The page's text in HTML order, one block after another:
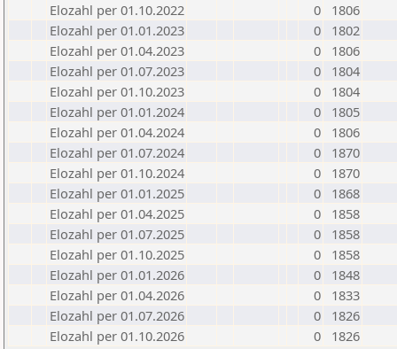
Elozahl per 01.10.2022
0
1806
Elozahl per 01.01.2023
0
1802
Elozahl per 01.04.2023
0
1806
Elozahl per 01.07.2023
0
1804
Elozahl per 01.10.2023
0
1804
Elozahl per 01.01.2024
0
1805
Elozahl per 01.04.2024
0
1806
Elozahl per 01.07.2024
0
1870
Elozahl per 01.10.2024
0
1870
Elozahl per 01.01.2025
0
1868
Elozahl per 01.04.2025
0
1858
Elozahl per 01.07.2025
0
1858
Elozahl per 01.10.2025
0
1858
Elozahl per 01.01.2026
0
1848
Elozahl per 01.04.2026
0
1833
Elozahl per 01.07.2026
0
1826
Elozahl per 01.10.2026
0 1826